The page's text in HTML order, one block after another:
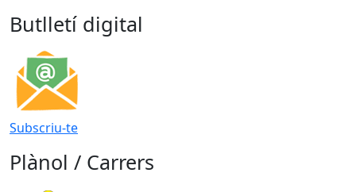
Butlletí digital
Subscriu-te
Plànol / Carrers